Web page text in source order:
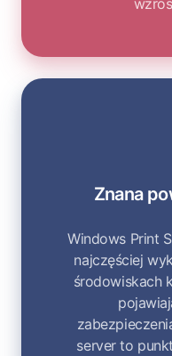
Znana
Windows Print
najczęściej
środowiskach
server to